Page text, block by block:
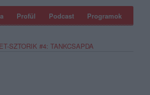
Profül Podcast Programok
SZTORIK #4: TANKCSAPDA